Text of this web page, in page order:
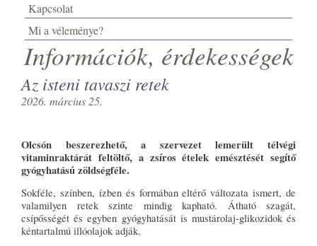
Kapcsolat
Mi a véleménye?
Információk, érdekességek
Az isteni tavaszi retek
2026. március 25.
Olcsón beszerezhető, a szervezet lemerült télvégi
vitaminraktárát feltöltő, a zsíros ételek emésztését segítő
gyógyhatású zöldségféle.
Sokféle, színben, ízben és formában eltérő változata ismert, de
valamilyen retek szinte mindig kapható. Átható szagát,
csípősségét és egyben gyógyhatását is mustárolaj-glikozidok és
kéntartalmú illóolajok adják.